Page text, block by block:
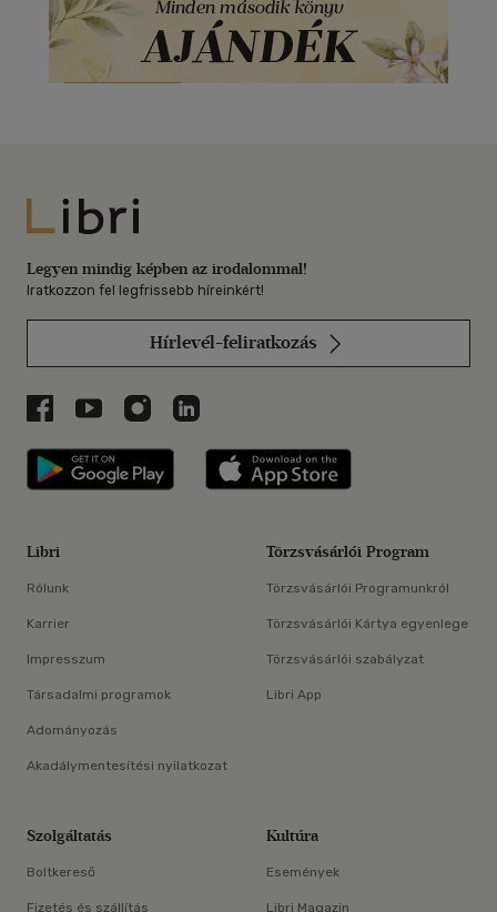
Libri
Legyen mindig képben az irodalommal!
Iratkozzon fel legfrissebb híreinkért!
Hírlevél-feliratkozás
Libri a Facebookon
Libri a Youtube-on
Libri az Instagramon
Libri a LinkedInen
Libri applikáció Szerezd meg: Google
Libri
Rólunk
Karrier
Impresszum
Társadalmi programok
Adományozás
Akadálymentesítési nyilatkozat
Törzsvásárlói Program
Törzsvásárlói Programunkról
Törzsvásárlói Kártya egyenlege
Törzsvásárlói szabályzat
Libri App
Szolgáltatás
Boltkereső
Fizetés és szállítás
Kultúra
Események
Libri Magazin